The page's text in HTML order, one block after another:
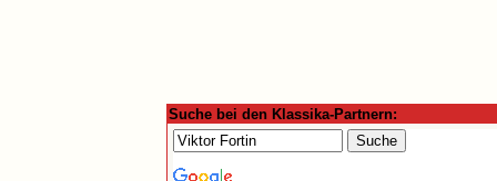
Suche bei den Klassika-Partnern: